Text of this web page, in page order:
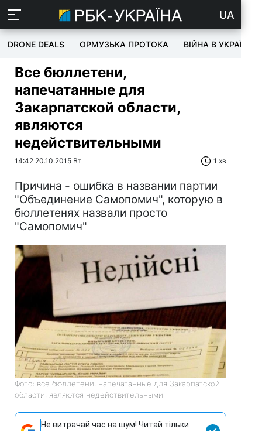
UA
DRONE DEALS ОРМУЗЬКА ПРОТОКА ВІЙНА В УКРАЇНІ
Все бюллетени,
напечатанные для
Закарпатской области,
являются
недействительными
14:42 20.10.2015 Вт 1 хв
Причина - ошибка в названии партии
"Объединение Самопомич", которую в
бюллетенях назвали просто
"Самопомич"
Фото: все бюллетени, напечатанные для Закарпатской
области, являются недействительными
Не витрачай час на шум! Читай тільки